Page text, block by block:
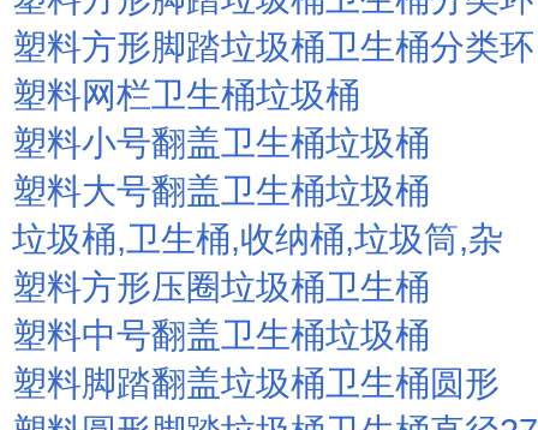
塑料方形脚踏垃圾桶卫生桶分类环
塑料网栏卫生桶垃圾桶
塑料小号翻盖卫生桶垃圾桶
塑料大号翻盖卫生桶垃圾桶
垃圾桶,卫生桶,收纳桶,垃圾筒,杂
塑料方形压圈垃圾桶卫生桶
塑料中号翻盖卫生桶垃圾桶
塑料脚踏翻盖垃圾桶卫生桶圆形